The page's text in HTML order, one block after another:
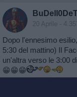
20 Aprile -
Dopo l'ennesimo
5:30 del mattino) Il
un'altra verso le 3:00
😁😁😁